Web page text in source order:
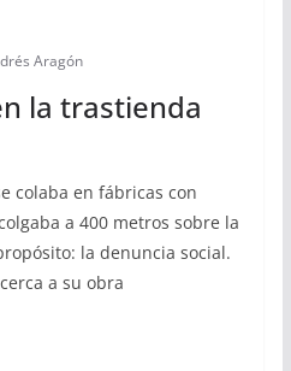
Aragón
la trastienda
colaba en fábricas con
a 400 metros sobre la
la denuncia social.
a su obra